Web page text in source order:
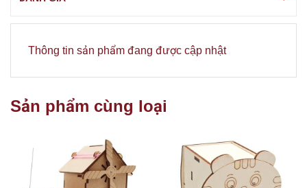
Thông tin sản phẩm đang được cập nhật
Sản phẩm cùng loại